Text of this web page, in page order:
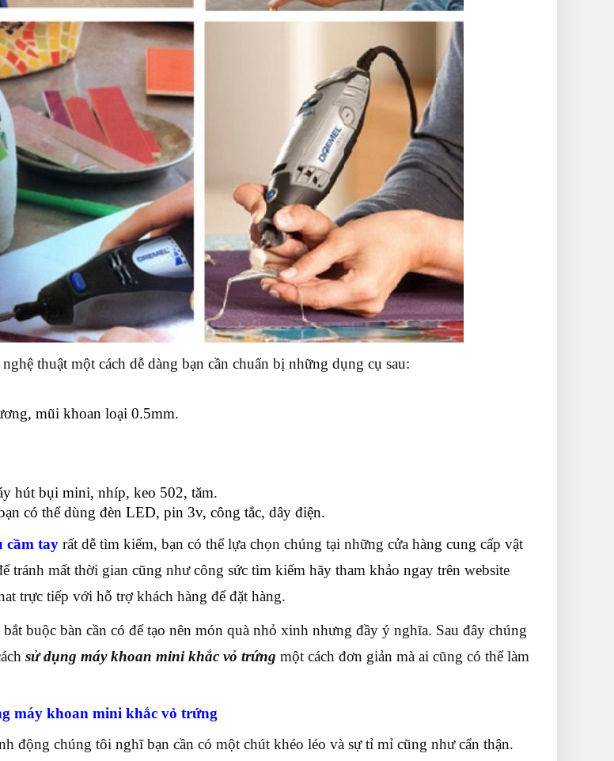
thuật một cách dễ dàng bạn cần chuẩn bị những dụng cụ sau:
mũi khoan loại 0.5mm.
hút bụi mini, nhíp, keo 502, tăm.
có thể dùng đèn LED, pin 3v, công tắc, dây điện.
cầm tayrất dễ tìm kiếm, bạn có thể lựa chọn chúng tại những cửa hàng cung cấp vật
tránh mất thời gian cũng như công sức tìm kiếm hãy tham khảo ngay trên website
trực tiếp với hỗ trợ khách hàng để đặt hàng.
buộc bàn cần có để tạo nên món quà nhỏ xinh nhưng đầy ý nghĩa. Sau đây chúng
sử dụng máy khoan mini khắc vỏ trứng một cách đơn giản mà ai cũng có thể làm
máy khoan mini khắc vỏ trứng
động chúng tôi nghĩ bạn cần có một chút khéo léo và sự tỉ mỉ cũng như cẩn thận.